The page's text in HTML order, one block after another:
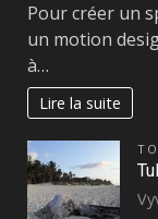
Pour créer un
un motion
à…
Lire la suite